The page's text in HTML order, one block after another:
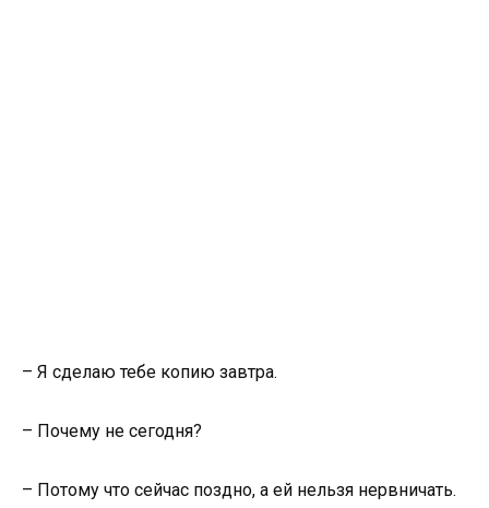
– Я сделаю тебе копию завтра.
– Почему не сегодня?
– Потому что сейчас поздно, а ей нельзя нервничать.